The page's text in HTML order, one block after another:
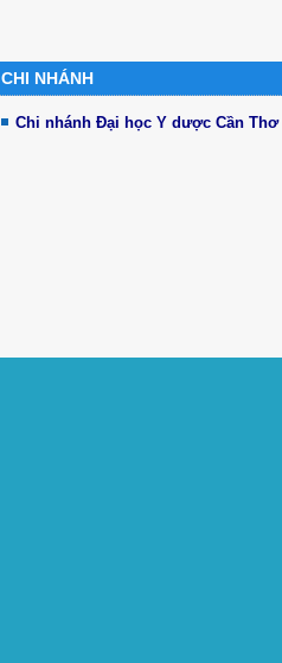
CHI NHÁNH
Chi nhánh Đại học Y dược Cần Thơ